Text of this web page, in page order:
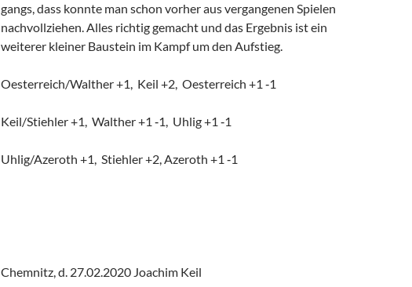
gangs, dass konnte man schon vorher aus vergan­genen Spielen
nachvoll­ziehen. Alles richtig gemacht und das Ergebnis ist ein
weiterer kleiner Baustein im Kampf um den Aufstieg.
Oesterreich/Walther +1, Keil +2, Oester­reich +1 ‑1
Keil/Stiehler +1, Walther +1 ‑1, Uhlig +1 ‑1
Uhlig/Azeroth +1, Stiehler +2, Azeroth +1 ‑1
Chemnitz, d. 27.02.2020 Joachim Keil